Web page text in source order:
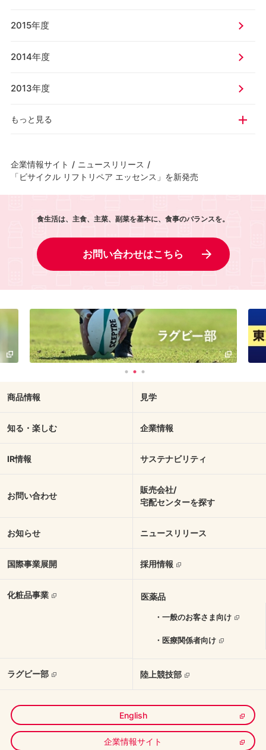
2015年度
2014年度
2013年度
もっと見る
企業情報サイト / ニュースリリース /
「ビサイクル リフトリペア エッセンス」を新発売
食生活は、主食、主菜、副菜を基本に、食事のバランスを。
お問い合わせはこちら
English
企業情報サイト
商品情報 見学
知る・楽しむ 企業情報
IR情報 サステナビリティ
お問い合わせ
販売会社/
宅配センターを探す
お知らせ ニュースリリース
国際事業展開 採用情報
化粧品事業 医薬品
・一般のお客さま向け
・医療関係者向け
ラグビー部 陸上競技部